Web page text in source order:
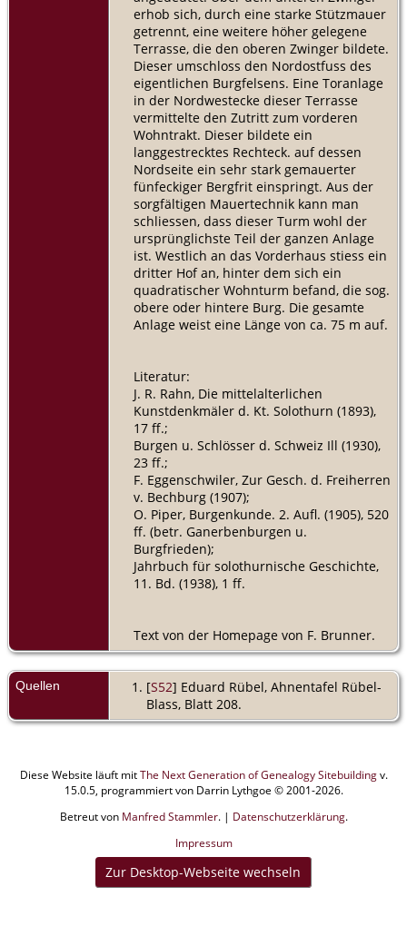
erhob sich, durch eine starke Stützmauer
getrennt, eine weitere höher gelegene
Terrasse, die den oberen Zwinger bildete.
Dieser umschloss den Nordostfuss des
eigentlichen Burgfelsens. Eine Toranlage
in der Nordwestecke dieser Terrasse
vermittelte den Zutritt zum vorderen
Wohntrakt. Dieser bildete ein
langgestrecktes Rechteck. auf dessen
Nordseite ein sehr stark gemauerter
fünfeckiger Bergfrit einspringt. Aus der
sorgfältigen Mauertechnik kann man
schliessen, dass dieser Turm wohl der
ursprünglichste Teil der ganzen Anlage
ist. Westlich an das Vorderhaus stiess ein
dritter Hof an, hinter dem sich ein
quadratischer Wohnturm befand, die sog.
obere oder hintere Burg. Die gesamte
Anlage weist eine Länge von ca. 75 m auf.
Literatur:
J. R. Rahn, Die mittelalterlichen
Kunstdenkmäler d. Kt. Solothurn (1893),
17 ff.;
Burgen u. Schlösser d. Schweiz Ill (1930),
23 ff.;
F. Eggenschwiler, Zur Gesch. d. Freiherren
v. Bechburg (1907);
O. Piper, Burgenkunde. 2. Aufl. (1905), 520
ff. (betr. Ganerbenburgen u.
Burgfrieden);
Jahrbuch für solothurnische Geschichte,
11. Bd. (1938), 1 ff.
Text von der Homepage von F. Brunner.
Quellen [S52] Eduard Rübel, Ahnentafel Rübel-
Blass, Blatt 208.
Diese Website läuft mitThe Next Generation of Genealogy Sitebuildingv.
15.0.5, programmiert von Darrin Lythgoe © 2001-2026.
Betreut von Manfred Stammler. | Datenschutzerklärung.
Impressum
Zur Desktop-Webseite wechseln